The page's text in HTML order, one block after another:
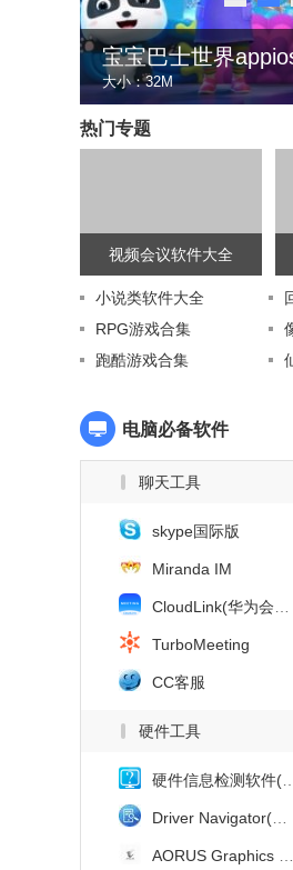
宝宝巴士世界
大小：32M
锋绘动漫appios版
大小：45.9M
热门专题
视频会议软件大全
小说类软件大全
RPG游戏合集
跑酷游戏合集
电脑必备软件
聊天工具
skype国际版
Miranda IM
CloudLink(华为会议客户端)
TurboMeeting
CC客服
硬件工具
硬件信息检测软件(HiBit System Information)
Driver Navigator(驱动更新)
AORUS Graphics Engine